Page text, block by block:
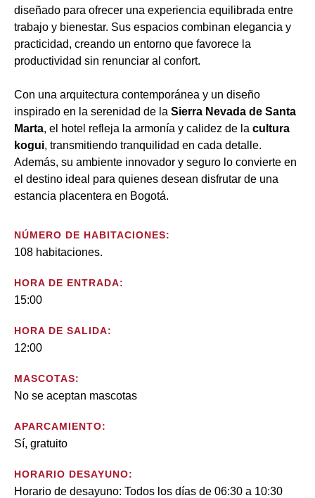
diseñado para ofrecer una experiencia equilibrada entre
trabajo y bienestar. Sus espacios combinan elegancia y
practicidad, creando un entorno que favorece la
productividad sin renunciar al confort.
Con una arquitectura contemporánea y un diseño
inspirado en la serenidad de la Sierra Nevada de Santa
Marta, el hotel refleja la armonía y calidez de la cultura
kogui, transmitiendo tranquilidad en cada detalle.
Además, su ambiente innovador y seguro lo convierte en
el destino ideal para quienes desean disfrutar de una
estancia placentera en Bogotá.
NÚMERO DE HABITACIONES:
108 habitaciones.
HORA DE ENTRADA:
15:00
HORA DE SALIDA:
12:00
MASCOTAS:
No se aceptan mascotas
APARCAMIENTO:
Sí, gratuito
HORARIO DESAYUNO:
Horario de desayuno: Todos los días de 06:30 a 10:30